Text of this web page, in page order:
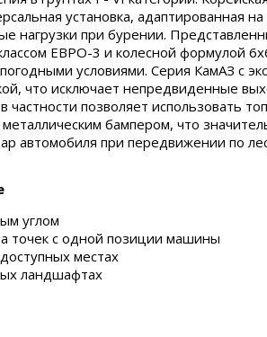
установка, адаптированная
нагрузки при бурении.
ЕВРО-3 и колесной формулой
условиями. Серия КамАЗ с
что исключает непредвиденные
позволяет использовать
бампером, что
автомобиля при передвижении по
углом
точек с одной позиции машины
местах
ландшафтах